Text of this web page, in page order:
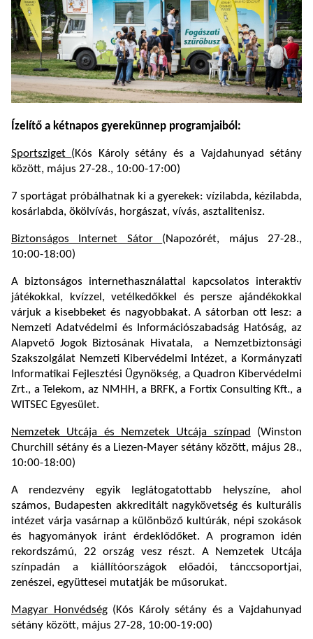
Ízelítő a kétnapos gyerekünnep programjaiból:
Sportsziget (Kós Károly sétány és a Vajdahunyad sétány
között, május 27-28., 10:00-17:00)
7 sportágat próbálhatnak ki a gyerekek: vízilabda, kézilabda,
kosárlabda, ökölvívás, horgászat, vívás, asztalitenisz.
Biztonságos Internet Sátor (Napozórét, május 27-28.,
10:00-18:00)
A biztonságos internethasználattal kapcsolatos interaktív
játékokkal, kvízzel, vetélkedőkkel és persze ajándékokkal
várjuk a kisebbeket és nagyobbakat. A sátorban ott lesz: a
Nemzeti Adatvédelmi és Információszabadság Hatóság, az
Alapvető Jogok Biztosának Hivatala, a Nemzetbiztonsági
Szakszolgálat Nemzeti Kibervédelmi Intézet, a Kormányzati
Informatikai Fejlesztési Ügynökség, a Quadron Kibervédelmi
Zrt., a Telekom, az NMHH, a BRFK, a Fortix Consulting Kft., a
WITSEC Egyesület.
Nemzetek Utcája és Nemzetek Utcája színpad (Winston
Churchill sétány és a Liezen-Mayer sétány között, május 28.,
10:00-18:00)
A rendezvény egyik leglátogatottabb helyszíne, ahol
számos, Budapesten akkreditált nagykövetség és kulturális
intézet várja vasárnap a különböző kultúrák, népi szokások
és hagyományok iránt érdeklődőket. A programon idén
rekordszámú, 22 ország vesz részt. A Nemzetek Utcája
színpadán a kiállítóországok előadói, tánccsoportjai,
zenészei, együttesei mutatják be műsorukat.
Magyar Honvédség(Kós Károly sétány és a Vajdahunyad
sétány között, május 27-28, 10:00-19:00)